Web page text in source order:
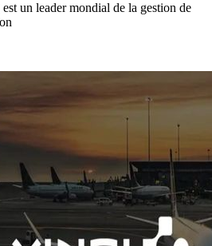
un leader mondial de la gestion de